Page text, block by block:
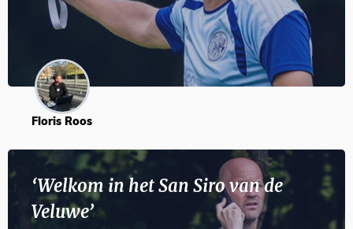
Floris Roos
‘Welkom in het San Siro van de
Veluwe’